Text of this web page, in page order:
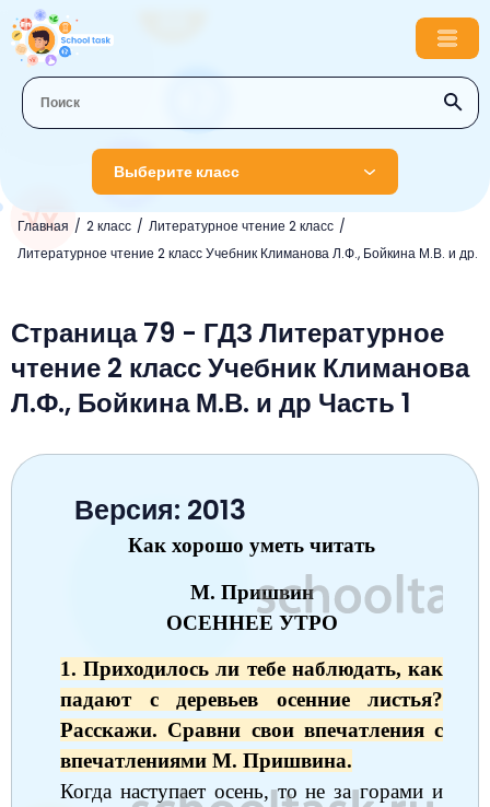
Выберите класс
Главная 2 класс
Литературное чтение 2 класс
Литературное чтение 2 класс Учебник Климанова Л.Ф., Бойкина М.В. и др.
1 класс
Русский язык
Литературное чтение
Окружающий мир
Математика
Математика
Английский язык
Информатика
Литературное чтение
Окружающий мир
Русский язык
Музыка
3 класс
Музыка
Окружающий мир
Английский язык
Информатика
Литературное чтение
4 класс
Английский язык
Окружающий мир
Математика
Информатика
Музыка
Технология
Математика
Русский язык
Обществознание
История
Биология
Немецкий язык
Литература
Английский язык
Русский язык
Обществознание
7 класс
Немецкий язык
Алгебра
Русский язык
Обществознание
Физика
Английский язык
География
История
Химия
Физика
Русский язык
9 класс
Биология
Обществознание
Физика
Информатика
10 класс
Физика
Химия
Русский язык
11 класс
Физика
Химия
Страница 79 - ГДЗ Литературное
чтение 2 класс Учебник Климанова
Л.Ф., Бойкина М.В. и др Часть 1
Версия: 2013
Как хорошо уметь читать
М. Пришвин
ОСЕННЕЕ УТРО
1. Приходилось ли тебе наблюдать, как
падают с деревьев осенние листья?
Расскажи. Сравни свои впечатления с
впечатлениями М. Пришвина.
Когда наступает осень, то не за горами и